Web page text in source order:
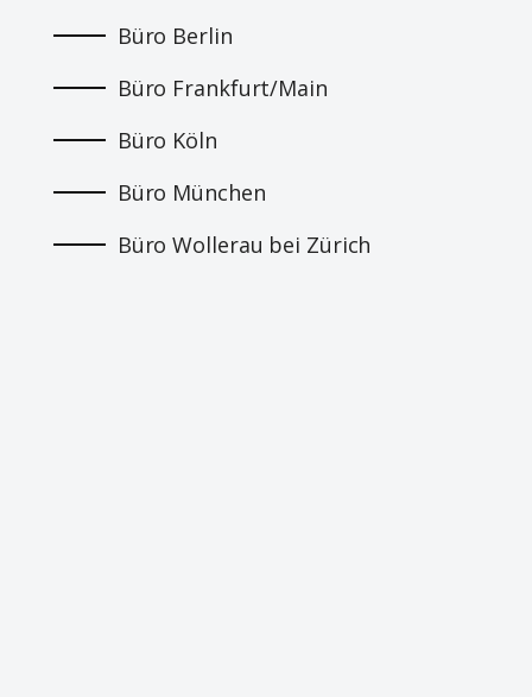
Büro Berlin
Büro Frankfurt/Main
Büro Köln
Büro München
Büro Wollerau bei Zürich